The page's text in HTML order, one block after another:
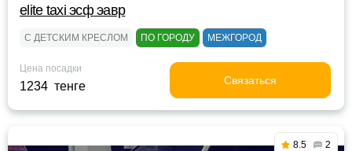
elite taxi эсф эавр
С ДЕТСКИМ КРЕСЛОМ ПО ГОРОДУ МЕЖГОРОД
Цена посадки
1234 тенге Связаться
8.5 2